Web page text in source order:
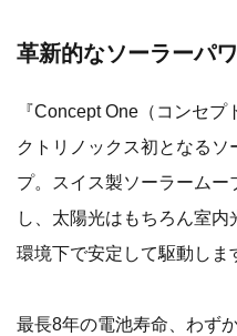
革新的なソーラーパ
『Concept One（コンセ
クトリノックス初となる
プ。スイス製ソーラーム
し、太陽光はもちろん室
環境下で安定して駆動しま
最長8年の電池寿命、わず